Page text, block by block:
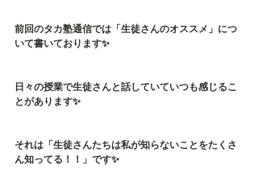
前回のタカ塾通信では「生徒さんのオススメ」につ
いて書いております✨
日々の授業で生徒さんと話していていつも感じるこ
とがあります✨
それは「生徒さんたちは私が知らないことをたくさ
ん知ってる！！」です✨